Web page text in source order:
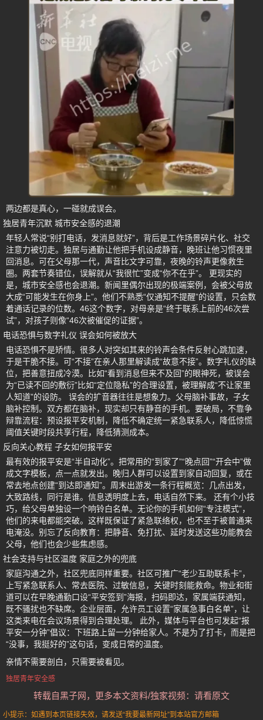
两边都是真心，一碰就成误会。
独居青年沉默 城市安全感的退潮
年轻人常说“别打电话，发消息就好”，背后是工作场景碎片化、社交
注意力被切走。独居与通勤让他把手机设成静音，晚班让他习惯夜里
回消息。可在父母那一代，声音比文字可靠，夜晚的铃声更像救生
圈。两套节奏错位，误解就从“我很忙”变成“你不在乎”。 更现实的
是，城市安全感也会退潮。新闻里偶尔出现的极端案例，会被父母放
大成“可能发生在你身上”。他们不熟悉“仅通知不提醒”的设置，只会数
着通话记录的位数。46这个数字，对母亲是“终于联系上前的46次尝
试”，对孩子则像“46次被催促的证据”。
电话恐惧与数字礼仪 误会如何被放大
电话恐惧不是矫情。很多人对突如其来的铃声会条件反射心跳加速，
于是干脆不接。可“不接”在亲人那里解读成“故意不接”。数字礼仪的缺
位，把善意扭成冷漠。比如“看到消息但来不及回”的眼神死，被误会
为“已读不回的敷衍”比如“定位隐私”的合理设置，被理解成“不让家里
人知道”的设防。 误会的扩音器往往是想象力。父母脑补事故，子女
脑补控制。双方都在脑补，现实却只有静音的手机。要破局，不靠争
辩靠流程：预设报平安机制，降低不确定统一紧急联系人，降低惊慌
阈值关键时段共享行程，降低猜测成本。
反向关心教程 子女如何报平安
最有效的报平安是“半自动化”。把常用的“到家了”“晚点回”“开会中”做
成文字模板，点一点就发出。晚归人群可以设置到家自动回复，或在
常去地点创建“到达即通知”。周末出游发一条行程概览：几点出发，
大致路线，同行是谁。信息透明度上去，电话自然下来。 还有个小技
巧，给父母单独设一个响铃白名单。无论你的手机如何“专注模式”，
他们的来电都能突破。这样既保证了紧急联络权，也不至于被普通来
电淹没。别忘了反向教育：把静音、免打扰、延时发送这些功能教会
父母，他们也会少些焦虑感。
社会支持与社区温度 家庭之外的兜底
家庭沟通之外，社区兜底同样重要。社区可推广“老少互助联系卡”，
上写紧急联系人、常去医院、过敏信息，关键时刻能救命。物业和街
道可以在早晚通勤口设“平安签到”海报，扫码即达，家属端获通知，
既不骚扰也不缺席。企业层面，允许员工设置“家属急事白名单”，让
这类来电在会议场景得到合理处理。 此外，媒体与平台也可发起“报
平安一分钟”倡议：下班路上留一分钟给家人。不是为了打卡，而是把
“没事，我挺好的”这句话，变成日常的温度。
亲情不需要剖白，只需要被看见。
独居青年安全感
转载自黑子网，更多本文资料/独家视频：请看原文
小提示：如遇到本页链接失效，请发送“我要最新网址”到本站官方邮箱